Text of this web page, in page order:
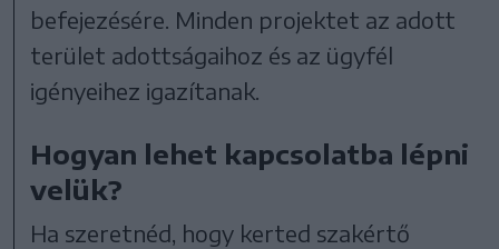
befejezésére. Minden projektet az adott
terület adottságaihoz és az ügyfél
igényeihez igazítanak.
Hogyan lehet kapcsolatba lépni
velük?
Ha szeretnéd, hogy kerted szakértő